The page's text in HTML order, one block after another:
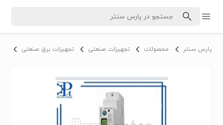
پارس سنتر محصولات تجهیزات صنعتی تجهیزات برق صنعتی